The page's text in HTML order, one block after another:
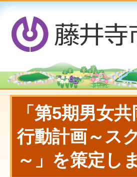
「第5期男女
行動計画～ス
～」を策定し